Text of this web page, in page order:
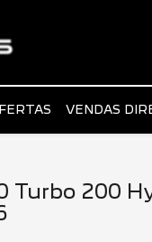
VENDAS
Turbo 200